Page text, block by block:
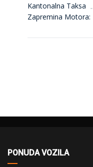
Kantonalna Taksa
Zapremina Motora:
PONUDA VOZILA